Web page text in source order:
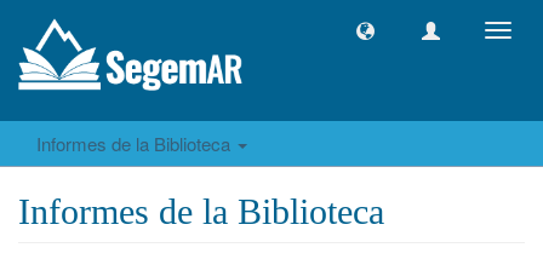
Informes de la Biblioteca
Informes de la Biblioteca